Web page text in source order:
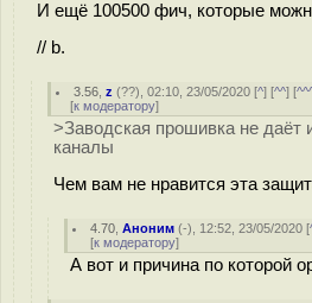
И ещё 100500 фич, которые
// b.
3.56 ,z (??), 02:10, 23/05/2020 [^] [^^] [
[к модератору]
>Заводская прошивка не даёт
каналы
Чем вам не нравится эта
4.70 ,Аноним (-), 12:52, 23/05/2020 [
[к модератору]
А вот и причина по которой